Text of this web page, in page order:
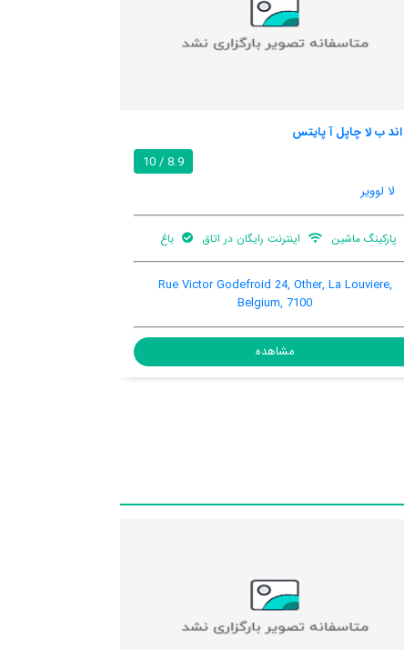
هتل لا لوو
تهویه کننده هوا
Rue Sylvain Guyaux 37, La Louviere, La Louviere,